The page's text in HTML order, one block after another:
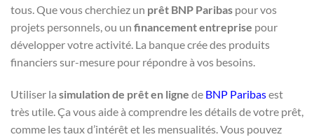
tous. Que vous cherchiez un prêt BNP Paribas pour vos
projets personnels, ou un financement entreprise pour
développer votre activité. La banque crée des produits
financiers sur-mesure pour répondre à vos besoins.
Utiliser la simulation de prêt en ligne de BNP Paribasest
très utile. Ça vous aide à comprendre les détails de votre prêt,
comme les taux d’intérêt et les mensualités. Vous pouvez